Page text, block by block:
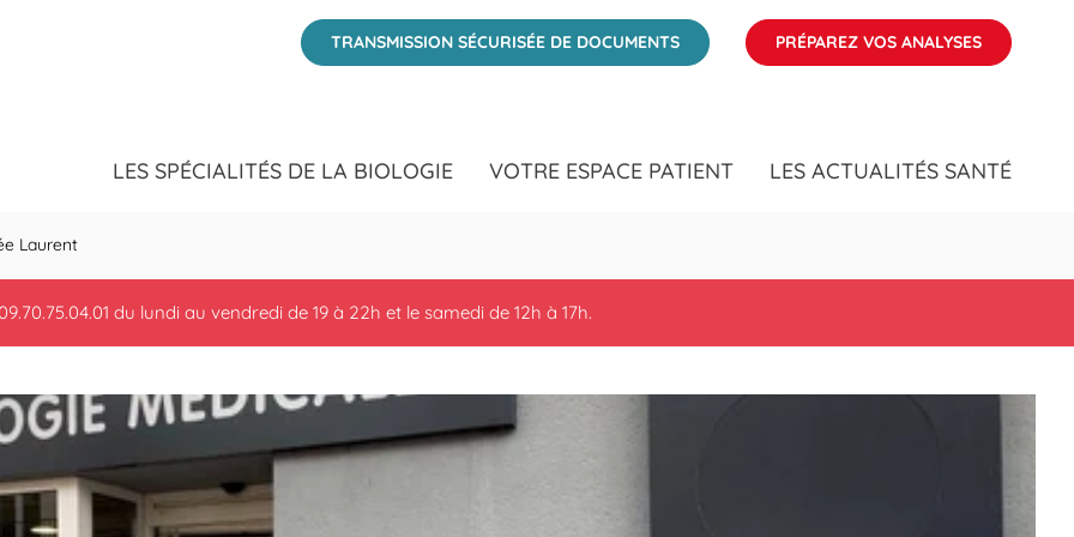
TRANSMISSION SÉCURISÉE DE DOCUMENTS
PRÉPAREZ VOS ANALYSES
LES SPÉCIALITÉS DE LA BIOLOGIE VOTRE ESPACE PATIENT LES ACTUALITÉS SANTÉ
Laurent
du lundi au vendredi de 19 à 22h et le samedi de 12h à 17h.